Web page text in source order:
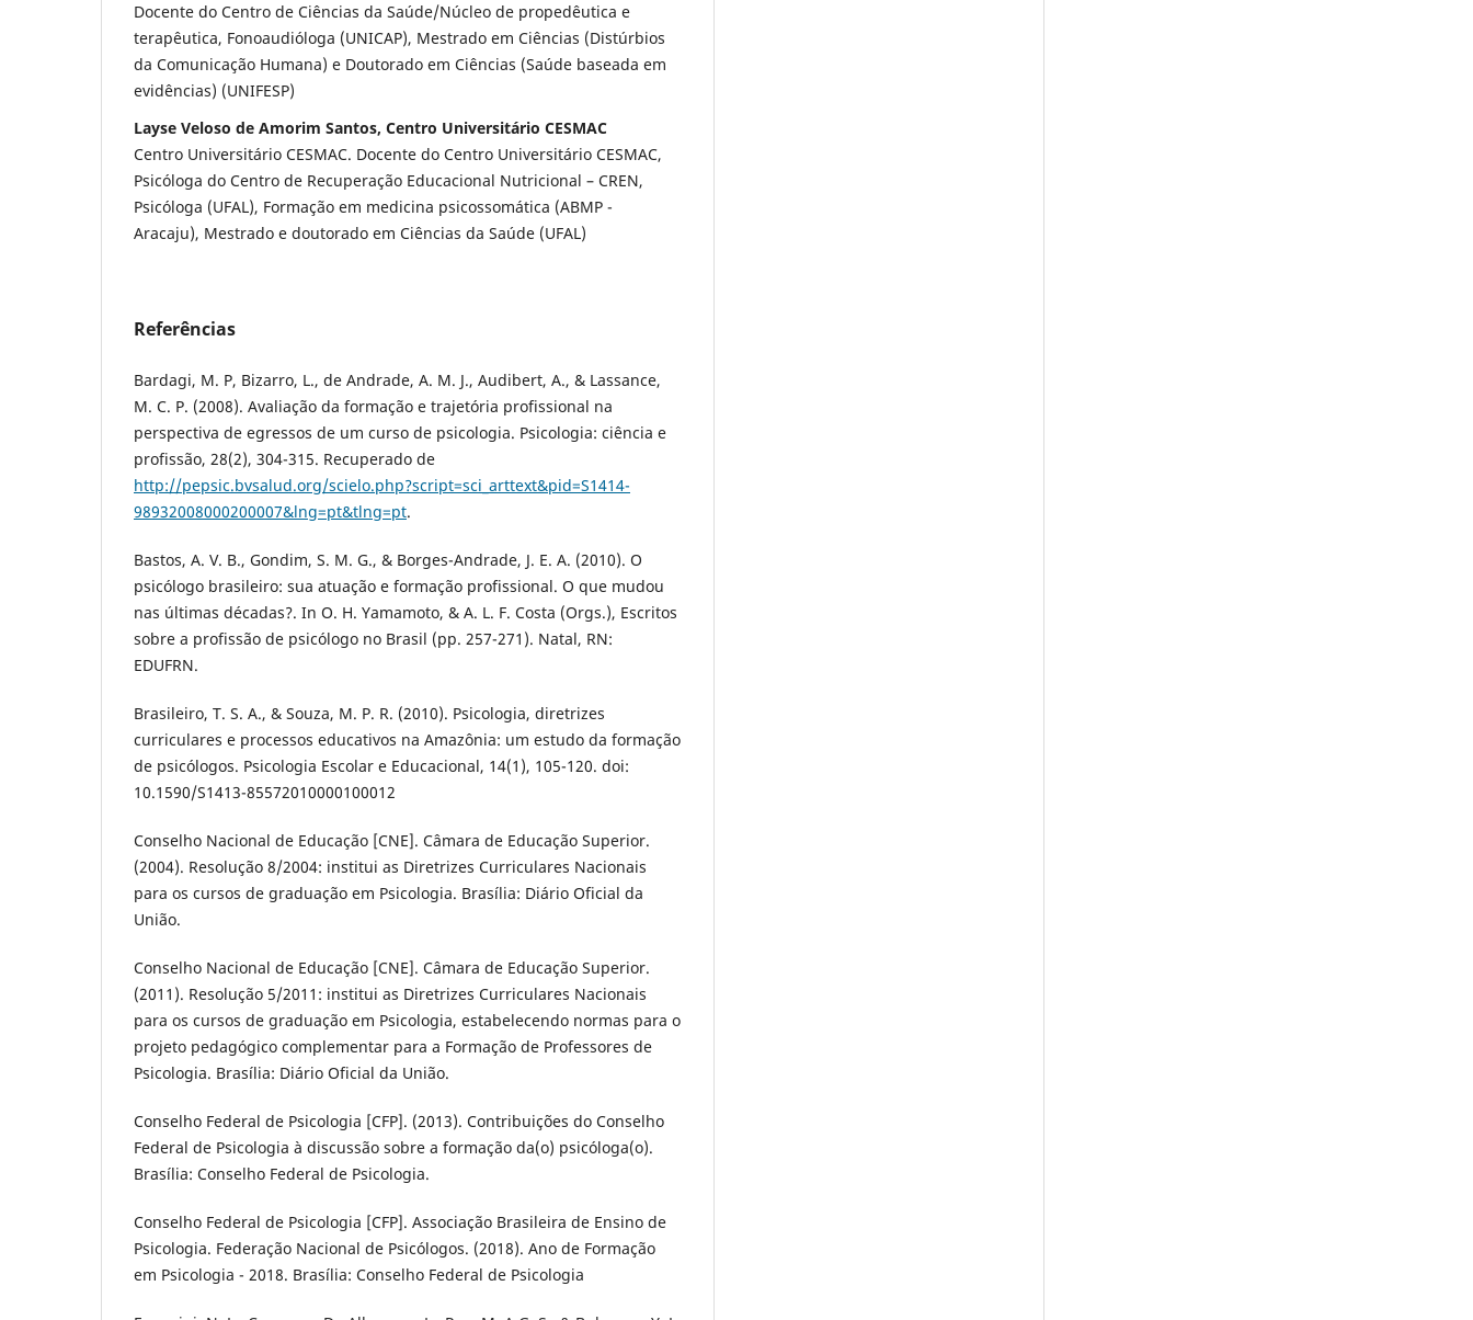
Docente do Centro de Ciências da Saúde/Núcleo de propedêutica e
terapêutica, Fonoaudióloga (UNICAP), Mestrado em Ciências (Distúrbios
da Comunicação Humana) e Doutorado em Ciências (Saúde baseada em
evidências) (UNIFESP)
Layse Veloso de Amorim Santos, Centro Universitário CESMAC
Centro Universitário CESMAC. Docente do Centro Universitário CESMAC,
Psicóloga do Centro de Recuperação Educacional Nutricional – CREN,
Psicóloga (UFAL), Formação em medicina psicossomática (ABMP -
Aracaju), Mestrado e doutorado em Ciências da Saúde (UFAL)
Referências
Bardagi, M. P, Bizarro, L., de Andrade, A. M. J., Audibert, A., & Lassance,
M. C. P. (2008). Avaliação da formação e trajetória profissional na
perspectiva de egressos de um curso de psicologia. Psicologia: ciência e
profissão, 28(2), 304-315. Recuperado de
http://pepsic.bvsalud.org/scielo.php?script=sci_arttext&pid=S1414-
98932008000200007&lng=pt&tlng=pt.
Bastos, A. V. B., Gondim, S. M. G., & Borges-Andrade, J. E. A. (2010). O
psicólogo brasileiro: sua atuação e formação profissional. O que mudou
nas últimas décadas?. In O. H. Yamamoto, & A. L. F. Costa (Orgs.), Escritos
sobre a profissão de psicólogo no Brasil (pp. 257-271). Natal, RN:
EDUFRN.
Brasileiro, T. S. A., & Souza, M. P. R. (2010). Psicologia, diretrizes
curriculares e processos educativos na Amazônia: um estudo da formação
de psicólogos. Psicologia Escolar e Educacional, 14(1), 105-120. doi:
10.1590/S1413-85572010000100012
Conselho Nacional de Educação [CNE]. Câmara de Educação Superior.
(2004). Resolução 8/2004: institui as Diretrizes Curriculares Nacionais
para os cursos de graduação em Psicologia. Brasília: Diário Oficial da
União.
Conselho Nacional de Educação [CNE]. Câmara de Educação Superior.
(2011). Resolução 5/2011: institui as Diretrizes Curriculares Nacionais
para os cursos de graduação em Psicologia, estabelecendo normas para o
projeto pedagógico complementar para a Formação de Professores de
Psicologia. Brasília: Diário Oficial da União.
Conselho Federal de Psicologia [CFP]. (2013). Contribuições do Conselho
Federal de Psicologia à discussão sobre a formação da(o) psicóloga(o).
Brasília: Conselho Federal de Psicologia.
Conselho Federal de Psicologia [CFP]. Associação Brasileira de Ensino de
Psicologia. Federação Nacional de Psicólogos. (2018). Ano de Formação
em Psicologia - 2018. Brasília: Conselho Federal de Psicologia